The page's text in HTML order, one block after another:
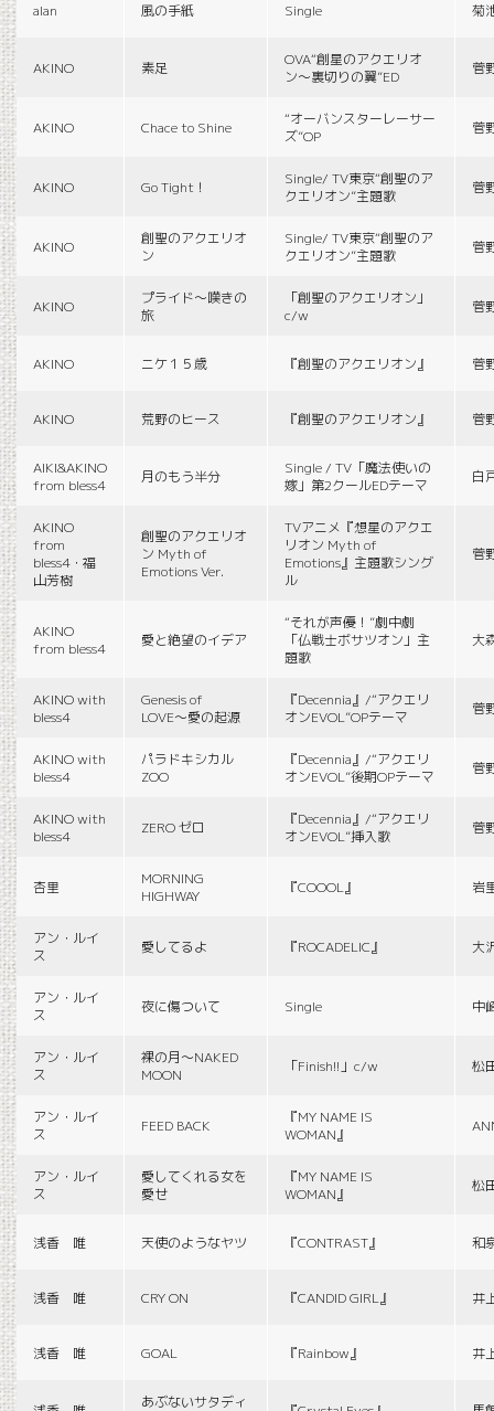
alan 風の手紙 Single 菊
AKINO 素足
OVA“創星のアクエリオ
ン〜裏切りの翼”ED
菅
AKINO Chace to Shine
“オーバンスターレーサー
ズ”OP
菅
AKINO Go Tight！
Single/ TV東京“創聖のア
クエリオン”主題歌
菅
AKINO
創聖のアクエリオ
ン
Single/ TV東京“創聖のア
クエリオン”主題歌
菅
AKINO
プライド〜嘆きの
旅
「創聖のアクエリオン」
c/w
菅
AKINO ニケ１５歳 『創聖のアクエリオン』 菅
AKINO 荒野のヒース 『創聖のアクエリオン』 菅
AIKI&AKINO
from bless4
月のもう半分
Single / TV「魔法使いの
嫁」第2クールEDテーマ
白
AKINO
from
bless4・福
山芳樹
創聖のアクエリオ
ン Myth of
Emotions Ver.
TVアニメ『想星のアクエ
リオン Myth of
Emotions』主題歌シング
ル
菅
AKINO
from bless4
愛と絶望のイデア
“それが声優！”劇中劇
「仏戦士ボサツオン」主
題歌
大
AKINO with
bless4
Genesis of
LOVE〜愛の起源
『Decennia』/“アクエリ
オンEVOL”OPテーマ
菅
AKINO with
bless4
パラドキシカル
ZOO
『Decennia』/“アクエリ
オンEVOL”後期OPテーマ
菅
AKINO with
bless4
ZERO ゼロ
『Decennia』/“アクエリ
オンEVOL”挿入歌
菅
杏里
MORNING
HIGHWAY
『COOOL』 岩
アン・ルイ
ス
愛してるよ 『ROCADELIC』 大
アン・ルイ
ス
夜に傷ついて Single 中
アン・ルイ
ス
裸の月〜NAKED
MOON
「Finish!!」c/w 松
アン・ルイ
ス
FEED BACK
『MY NAME IS
WOMAN』
アン・ルイ
ス
愛してくれる女を
愛せ
『MY NAME IS
WOMAN』
松
浅香 唯 天使のようなヤツ 『CONTRAST』 和
浅香 唯 CRY ON 『CANDID GIRL』 井
浅香 唯 GOAL 『Rainbow』 井
あぶないサタディ